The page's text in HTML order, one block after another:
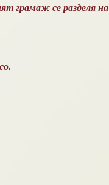
грамаж се разделя на